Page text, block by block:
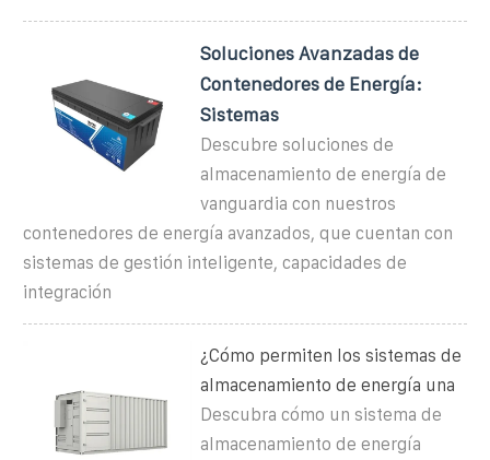
Soluciones Avanzadas de
Contenedores de Energía:
Sistemas
Descubre soluciones de
almacenamiento de energía de
vanguardia con nuestros
contenedores de energía avanzados, que cuentan con
sistemas de gestión inteligente, capacidades de
integración
¿Cómo permiten los sistemas de
almacenamiento de energía una
Descubra cómo un sistema de
almacenamiento de energía